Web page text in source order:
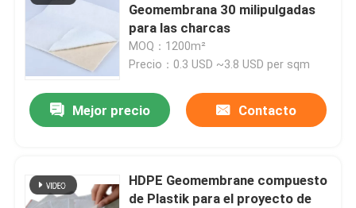
Geomembrana 30 milipulgadas
para las charcas
MOQ：1200m²
Precio：0.3 USD ~3.8 USD per sqm
Mejor precio Contacto
HDPE Geomembrane compuesto
de Plastik para el proyecto de